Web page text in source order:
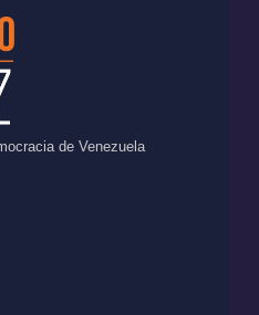
de Venezuela